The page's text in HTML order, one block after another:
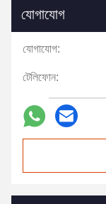
যোগাযোগ
যোগাযোগ:
টেলিফোন: